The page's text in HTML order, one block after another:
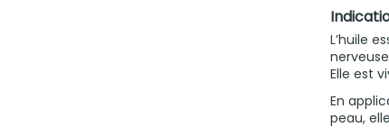
L’huile
Elle est
En
peau,